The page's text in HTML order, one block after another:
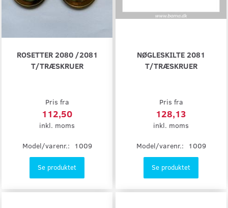
ROSETTER 2080 /2081
T/TRÆSKRUER
Pris fra
112,50
inkl. moms
Model/varenr.: 1009
Se produktet
NØGLESKILTE 2081
T/TRÆSKRUER
Pris fra
128,13
inkl. moms
Model/varenr.: 1009
Se produktet